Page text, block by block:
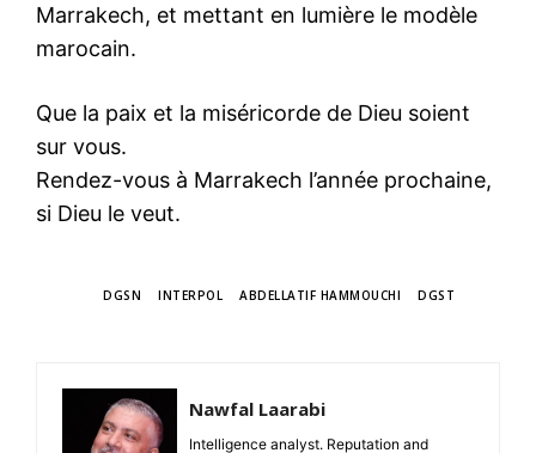
Marrakech, et mettant en lumière le modèle
marocain.
Que la paix et la miséricorde de Dieu soient
sur vous.
Rendez-vous à Marrakech l’année prochaine,
si Dieu le veut.
DGSN INTERPOL ABDELLATIF HAMMOUCHI DGST
Nawfal Laarabi
Intelligence analyst. Reputation and